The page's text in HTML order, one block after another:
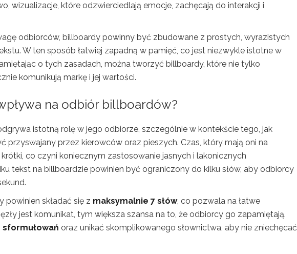
wizualizacje, które odzwierciedlają emocje, zachęcają do interakcji i
odbiorców, billboardy powinny być zbudowane z prostych, wyrazistych
W ten sposób łatwiej zapadną w pamięć, co jest niezwykle istotne w
o tych zasadach, można tworzyć billboardy, które nie tylko
komunikują markę i jej wartości.
na odbiór billboardów?
istotną rolę w jego odbiorze, szczególnie w kontekście tego, jak
przyswajany przez kierowców oraz pieszych. Czas, który mają oni na
co czyni koniecznym zastosowanie jasnych i lakonicznych
tekst na billboardzie powinien być ograniczony do kilku słów, aby odbiorcy
powinien składać się z maksymalnie 7 słów, co pozwala na łatwe
jest komunikat, tym większa szansa na to, że odbiorcy go zapamiętają.
oraz unikać skomplikowanego słownictwa, aby nie zniechęcać